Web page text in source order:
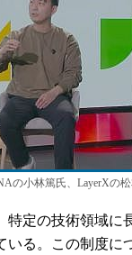
の小林篤氏、LayerXの
定の技術領域に
る。この制度に